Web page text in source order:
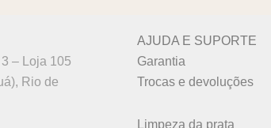
– Loja 105
Rio de
AJUDA E SUPORTE
Garantia
Trocas e devoluções
Limpeza da prata